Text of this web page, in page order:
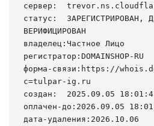
сервер:
статус:  ЗАРЕГИСТРИРОВАН,
ВЕРИФИЦИРОВАН
владелец:Частное Лицо
регистратор:DOMAINSHOP-RU
форма-связи:https://
c=tulpar-ig.ru
создан:  2025.09.05
оплачен-до:2026.09.05
дата-удаления:2026.10.06